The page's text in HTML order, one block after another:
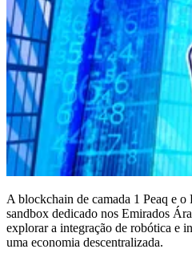
A blockchain de camada 1 Peaq e
sandbox dedicado nos Emirados
explorar a integração de robótica e
uma economia descentralizada.